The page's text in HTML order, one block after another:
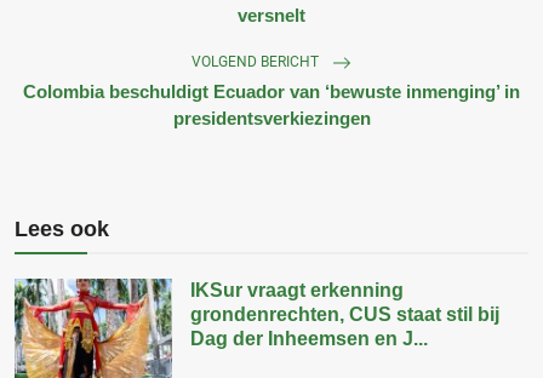
versnelt
VOLGEND BERICHT
Colombia beschuldigt Ecuador van ‘bewuste inmenging’ in
presidentsverkiezingen
Lees ook
IKSur vraagt erkenning
grondenrechten, CUS staat stil bij
Dag der Inheemsen en J...